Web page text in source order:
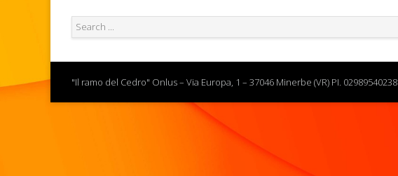
"Il ramo del Cedro" Onlus – Via Europa, 1 – 37046 Minerbe (VR) PI. 02989540238